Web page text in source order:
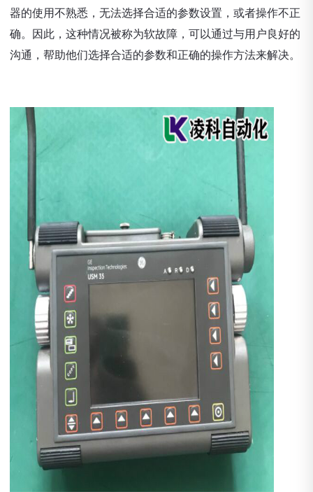
器的使用不熟悉，无法选择合适的参数设置，或者操作不正
确。因此，这种情况被称为软故障，可以通过与用户良好的
沟通，帮助他们选择合适的参数和正确的操作方法来解决。